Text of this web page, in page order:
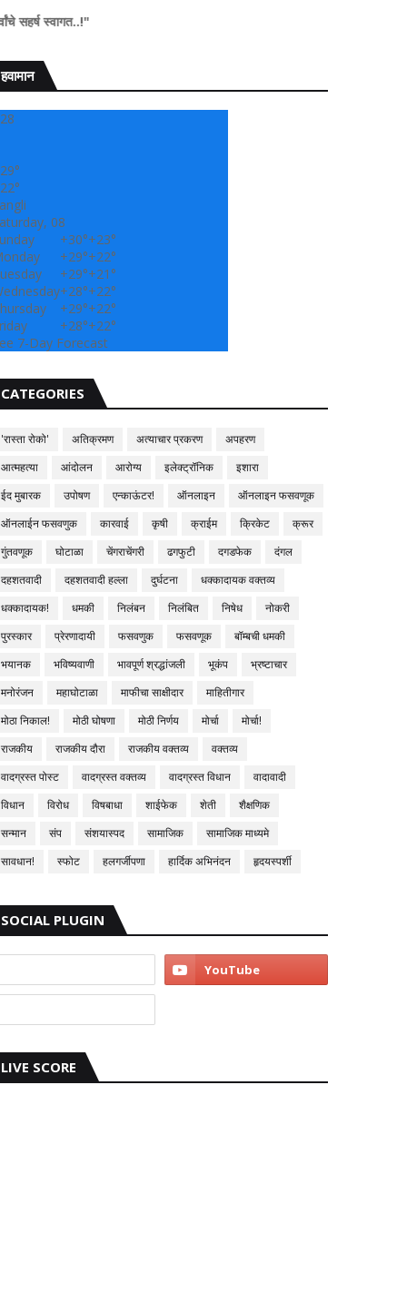
हवामान
28
29°
22°
08
+30°+23°
+29°+22°
+29°+21°
+28°+22°
+29°+22°
+28°+22°
7-Day Forecast
CATEGORIES
'रास्ता रोको' अतिक्रमण अत्याचार प्रकरण
अपहरण
आत्महत्या
आंदोलन आरोग्य इलेक्ट्रॉनिक
इशारा
ईद मुबारक
उपोषण एन्काऊंटर! ऑनलाइन
ऑनलाइन फसवणूक
ऑनलाईन फसवणुक
कारवाई कृषी क्राईम क्रिकेट
क्रूर
गुंतवणूक
घोटाळा चेंगराचेंगरी ढगफुटी दगडफेक
दंगल
दहशतवादी
दहशतवादी हल्ला दुर्घटना
धक्कादायक वक्तव्य
धक्कादायक!
धमकी निलंबन निलंबित निषेध
नोकरी
पुरस्कार
प्रेरणादायी फसवणुक फसवणूक
बॉम्बची धमकी
भयानक
भविष्यवाणी भावपूर्ण श्रद्धांजली भूकंप
भ्रष्टाचार
मनोरंजन
महाघोटाळा माफीचा साक्षीदार
माहितीगार
मोठा निकाल!
मोठी घोषणा मोठी निर्णय मोर्चा
मोर्चा!
राजकीय
राजकीय दौरा राजकीय वक्तव्य
वक्तव्य
वादग्रस्त पोस्ट
वादग्रस्त वक्तव्य वादग्रस्त विधान
वादावादी
विधान
विरोध विषबाधा शाईफेक शेती
शैक्षणिक
सन्मान
संप संशयास्पद सामाजिक
सामाजिक माध्यमे
सावधान!
स्फोट हलगर्जीपणा हार्दिक अभिनंदन हृदयस्पर्शी
SOCIAL PLUGIN
LIVE SCORE